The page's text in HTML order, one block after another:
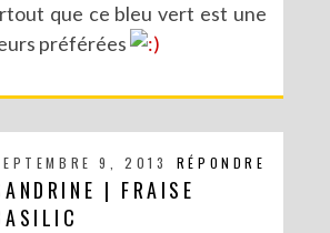
que ce bleu vert est une
préférées
RÉPONDRE
9, 2013
| FRAISE